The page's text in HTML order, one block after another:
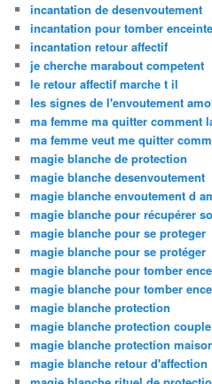
incantation de desenvoutement
incantation pour tomber enceinte
incantation retour affectif
je cherche marabout competent
le retour affectif marche t il
les signes de l'envoutement
ma femme ma quitter comment
ma femme veut me quitter
magie blanche de protection
magie blanche desenvoutement
magie blanche envoutement d
magie blanche pour récupérer
magie blanche pour se proteger
magie blanche pour se protéger
magie blanche pour tomber
magie blanche pour tomber
magie blanche protection
magie blanche protection couple
magie blanche protection
magie blanche retour d'affection